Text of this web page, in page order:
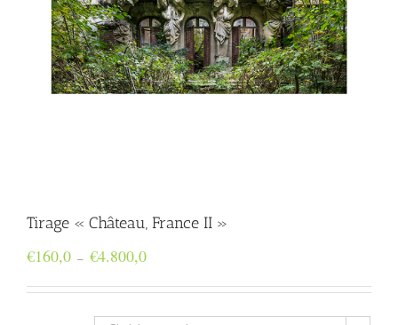
Tirage « Château, France II »
€160,0 – €4.800,0Plage
prix :
à